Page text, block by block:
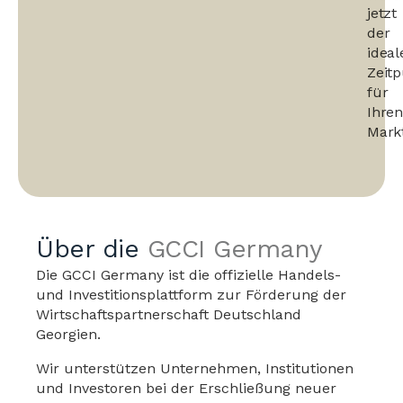
jetzt
der
für
Ihren
Über die GCCI Germany
Die GCCI Germany ist die offizielle Handels-
und Investitionsplattform zur Förderung der
Wirtschaftspartnerschaft Deutschland
Georgien.
Wir unterstützen Unternehmen, Institutionen
und Investoren bei der Erschließung neuer